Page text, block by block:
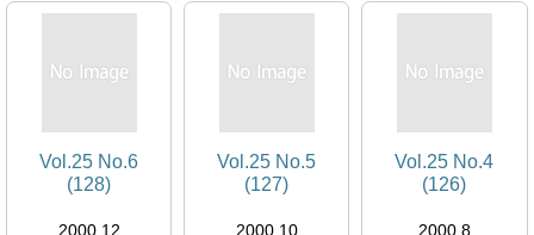
Vol.25 No.6
(128)
2000.12
Vol.25 No.5
(127)
2000.10
Vol.25 No.4
(126)
2000.8